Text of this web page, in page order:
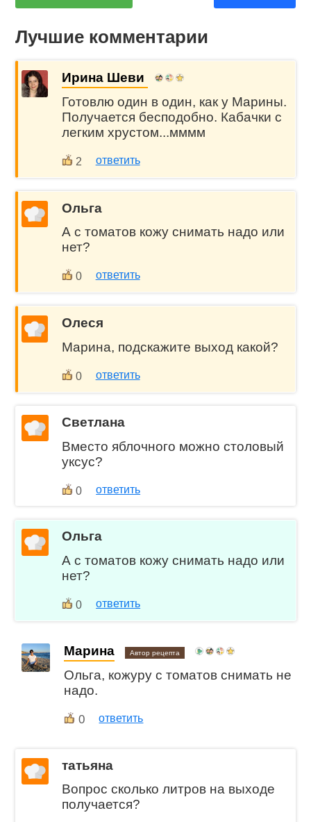
Лучшие комментарии
Ирина Шеви
Готовлю один в один, как у Марины.
Получается бесподобно. Кабачки с
легким хрустом...мммм
2 ответить
Ольга
А с томатов кожу снимать надо или
нет?
0 ответить
Олеся
Марина, подскажите выход какой?
0 ответить
Светлана
Вместо яблочного можно столовый
уксус?
0 ответить
Ольга
А с томатов кожу снимать надо или
нет?
0 ответить
Марина Автор рецепта
Ольга, кожуру с томатов снимать не
надо.
0 ответить
татьяна
Вопрос сколько литров на выходе
получается?